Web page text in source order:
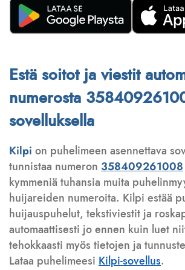
Estä soitot ja viestit
numerosta
sovelluksella
Kilpi on puhelimeen asennettava
tunnistaa numeron 358409261008
kymmeniä tuhansia muita
huijareiden numeroita. Kilpi estää
huijauspuhelut, tekstiviestit ja
automaattisesti jo ennen kuin luet
tehokkaasti myös tietojen ja
Lataa puhelimeesi Kilpi-sovellus.